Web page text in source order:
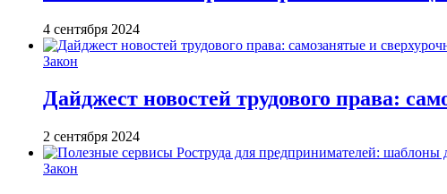
4 сентября 2024
Закон
Дайджест новостей трудового права:
2 сентября 2024
Закон